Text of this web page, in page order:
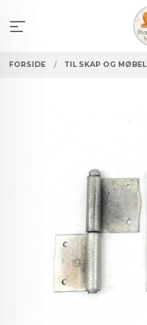
innholdet
FORSIDE TIL SKAP OG MØBEL